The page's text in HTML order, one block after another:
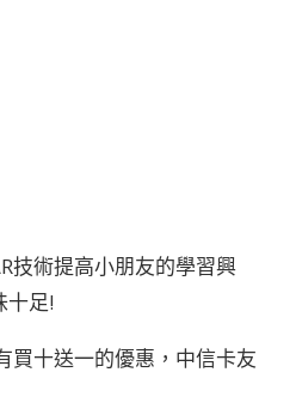
技術提高小朋友的學習興
十足!
買十送一的優惠，中信卡友